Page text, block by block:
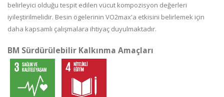
belirleyici olduğu tespit edilen vücut kompozisyon değerleri
iyileştirilmelidir. Besin ögelerinin VO2max'a etkisini belirlemek için
daha kapsamlı çalışmalara ihtiyaç duyulmaktadır.
BM Sürdürülebilir Kalkınma Amaçları